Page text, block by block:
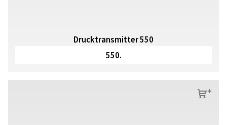
Drucktransmitter 550
550.
s